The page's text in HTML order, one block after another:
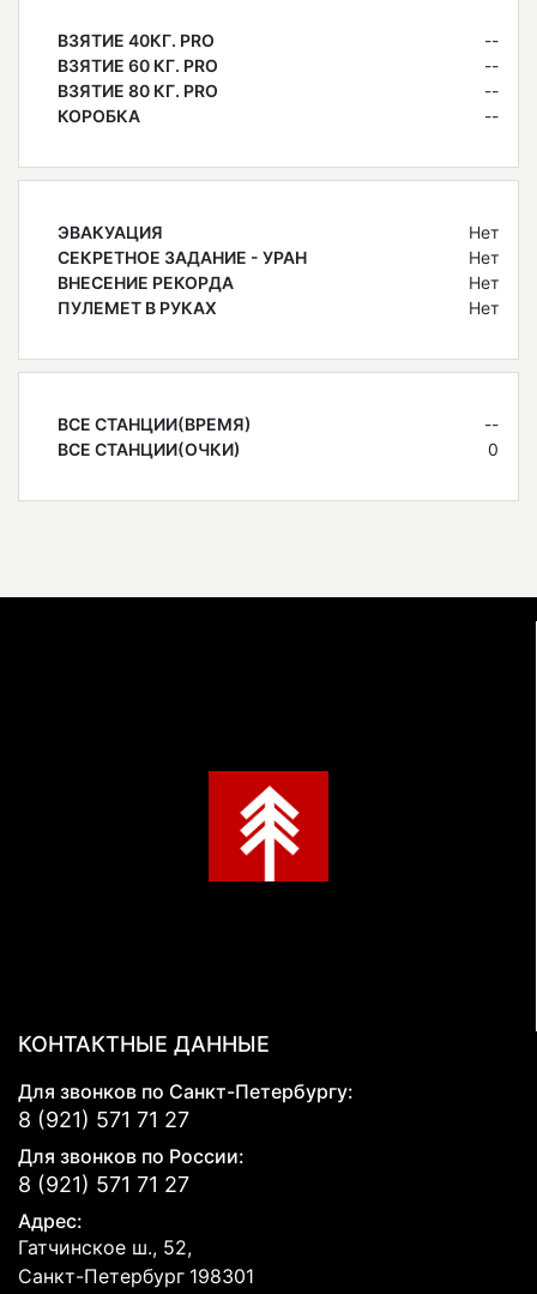
ВЗЯТИЕ 40КГ. PRO
--
ВЗЯТИЕ 60 КГ. PRO
--
ВЗЯТИЕ 80 КГ. PRO
--
КОРОБКА
--
ЭВАКУАЦИЯ
Нет
СЕКРЕТНОЕ ЗАДАНИЕ - УРАН
Нет
ВНЕСЕНИЕ РЕКОРДА
Нет
ПУЛЕМЕТ В РУКАХ
Нет
ВСЕ СТАНЦИИ(ВРЕМЯ)
--
ВСЕ СТАНЦИИ(ОЧКИ)
0
КОНТАКТНЫЕ ДАННЫЕ
Для звонков по Санкт-Петербургу:
8 (921) 571 71 27
Для звонков по России:
8 (921) 571 71 27
Адрес:
Гатчинское ш., 52,
Санкт-Петербург 198301